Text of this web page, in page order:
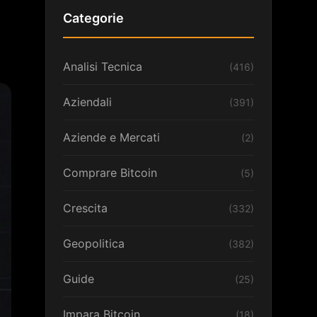
Categorie
Analisi Tecnica (416)
Aziendali (391)
Aziende e Mercati (2)
Comprare Bitcoin (5)
Crescita (332)
Geopolitica (382)
Guide (25)
Impara Bitcoin (18)